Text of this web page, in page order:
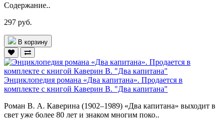
Содержание..
297 руб.
В корзину
Энциклопедия романа «Два капитана». Продается в
комплекте с книгой Каверин В. "Два капитана"
Роман В. А. Каверина (1902–1989) «Два капитана» выходит в
свет уже более 80 лет и знаком многим поко..